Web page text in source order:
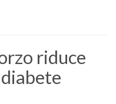
riduce